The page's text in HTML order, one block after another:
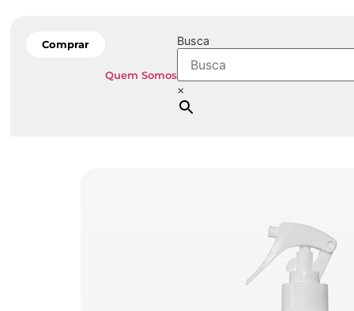
Comprar
Quem Somos
Busca
×